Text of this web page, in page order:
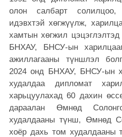
олон салбарт солилцоо,
идэвхтэй хөгжүүлж,
хамтын хөгжил
БНХАУ, БНСУ-ын
ажиллагааны түншлэл
2024 онд БНХАУ, БНСУ-ын
худалдаа дипломат
харьцуулахад 60 дахин
дараалан Өмнөд
худалдааны түнш, Өмнөд
хоёр дахь том худалдааны